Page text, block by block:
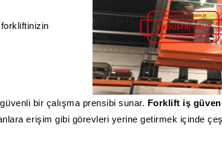
forkliftinizin
bir çalışma prensibi sunar. Forklift iş
erişim gibi görevleri yerine getirmek içinde